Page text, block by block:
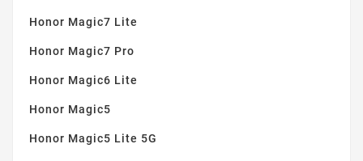
Honor Magic7 Lite
Honor Magic7 Pro
Honor Magic6 Lite
Honor Magic5
Honor Magic5 Lite 5G